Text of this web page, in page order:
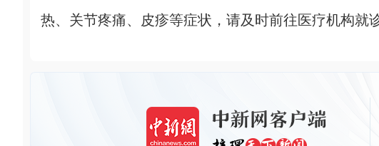
热、关节疼痛、皮疹等症状，请及时前往医疗机构就